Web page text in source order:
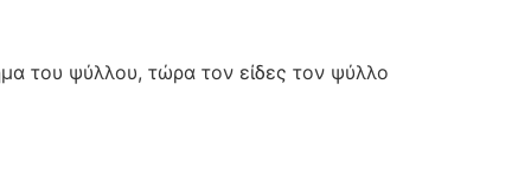
του ψύλλου, τώρα τον είδες τον ψύλλο